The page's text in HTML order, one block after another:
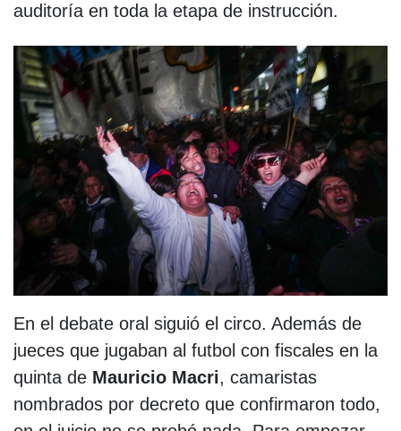
auditoría en toda la etapa de instrucción.
En el debate oral siguió el circo. Además de
jueces que jugaban al futbol con fiscales en la
quinta de Mauricio Macri, camaristas
nombrados por decreto que confirmaron todo,